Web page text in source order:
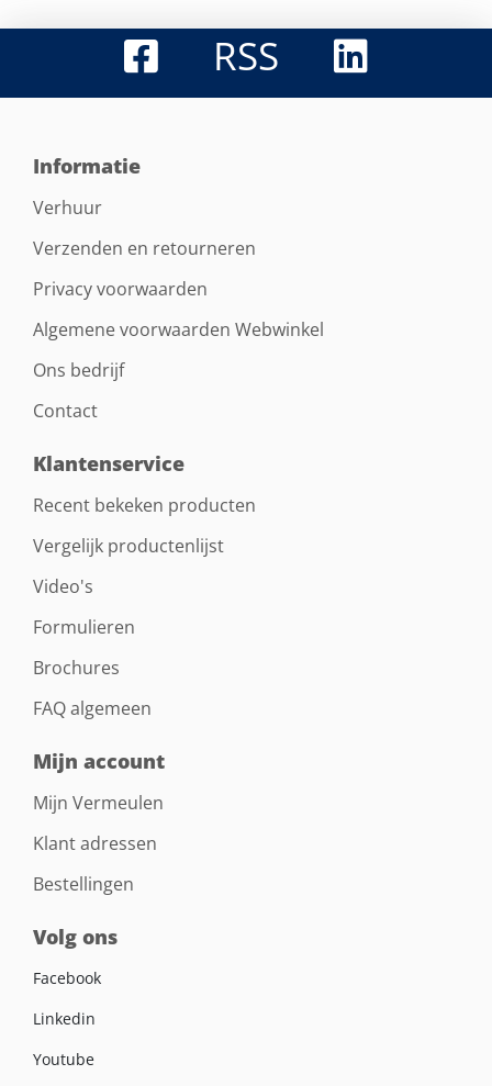
RSS
Informatie
Verhuur
Verzenden en retourneren
Privacy voorwaarden
Algemene voorwaarden Webwinkel
Ons bedrijf
Contact
Klantenservice
Recent bekeken producten
Vergelijk productenlijst
Video's
Formulieren
Brochures
FAQ algemeen
Mijn account
Mijn Vermeulen
Klant adressen
Bestellingen
Volg ons
Facebook
Linkedin
Youtube